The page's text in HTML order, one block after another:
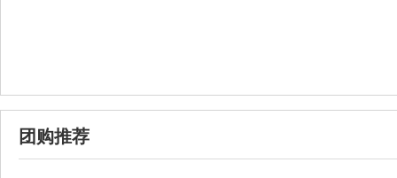
团购推荐